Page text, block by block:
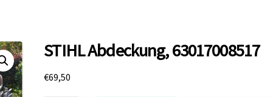
STIHL Abdeckung, 63017008517
€69,50